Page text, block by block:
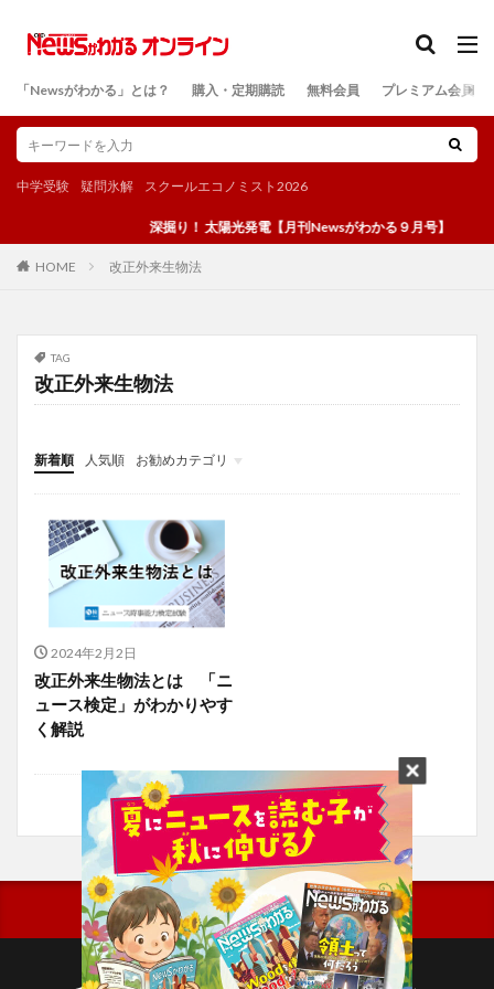
「Newsがわかる」とは？ 購入・定期購読 無料会員 プレミアム会員
中学受験 疑問氷解 スクールエコノミスト2026
深掘り！ 太陽光発電【月刊Newsがわかる９月号】
HOME 改正外来生物法
TAG
改正外来生物法
新着順 人気順
お勧めカテゴリ
投稿
学び
マンガ
電子書籍
2024年2月2日
改正外来生物法とは 「ニ
ュース検定」がわかりやす
く解説
検索